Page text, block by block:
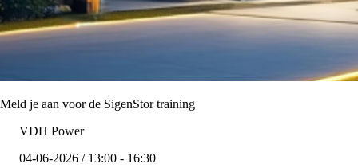
Meld je aan voor de SigenStor training
VDH Power
04-06-2026 / 13:00 - 16:30